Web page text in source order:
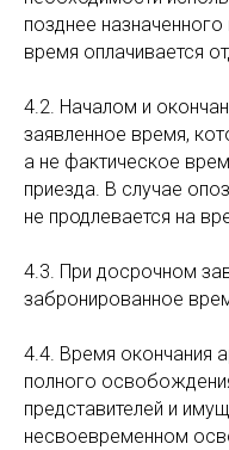
позднее
время оплачивается
4.2. Началом и
заявленное время,
а не фактическое
приезда. В случае
не продлевается на
4.3. При досрочном
забронированное
4.4. Время окончания
полного
представителей и
несвоевременном